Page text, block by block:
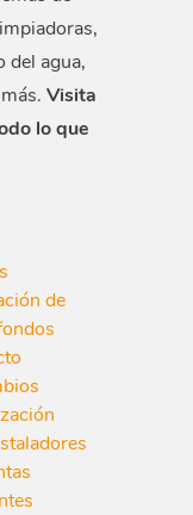
del agua,
Visita
lo que
de